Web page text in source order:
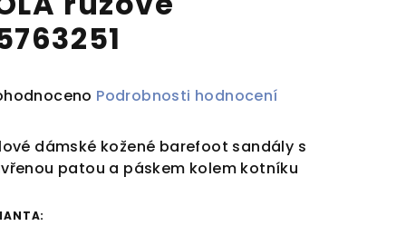
Podrobnosti hodnocení
dámské kožené barefoot sandály s
patou a páskem kolem kotníku